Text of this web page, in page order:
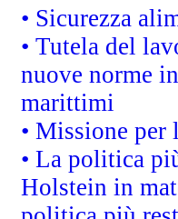
• Sicurezza
• Tutela del
nuove norme
marittimi
• Missione
• La politica
Holstein in